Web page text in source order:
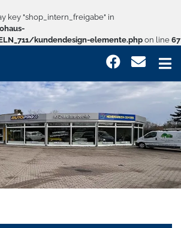
key "shop_intern_freigabe" in
kundendesign-elemente.php on line 67